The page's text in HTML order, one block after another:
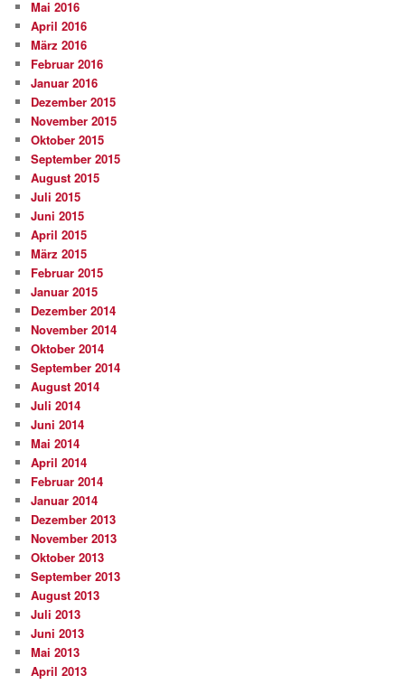
Mai 2016
April 2016
März 2016
Februar 2016
Januar 2016
Dezember 2015
November 2015
Oktober 2015
September 2015
August 2015
Juli 2015
Juni 2015
April 2015
März 2015
Februar 2015
Januar 2015
Dezember 2014
November 2014
Oktober 2014
September 2014
August 2014
Juli 2014
Juni 2014
Mai 2014
April 2014
Februar 2014
Januar 2014
Dezember 2013
November 2013
Oktober 2013
September 2013
August 2013
Juli 2013
Juni 2013
Mai 2013
April 2013